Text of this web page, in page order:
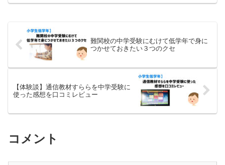
難関校の中学受験にむけて低学年で身に
つかせておきたい３つのクセ
【体験談】通信教材すららを中学受験に
使った感想を口コミレビュー
コメント